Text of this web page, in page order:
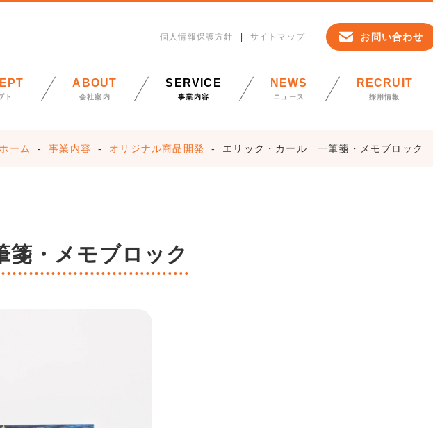
個人情報保護方針 サイトマップ お問い合わせ
ト
ABOUT
会社案内
SERVICE
事業内容
NEWS
ニュース
RECRUIT
採用情報
ホーム 事業内容 オリジナル商品開発 エリック・カール 一筆箋・メモブロック
・メモブロック